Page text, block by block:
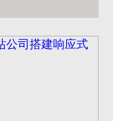
域名查询